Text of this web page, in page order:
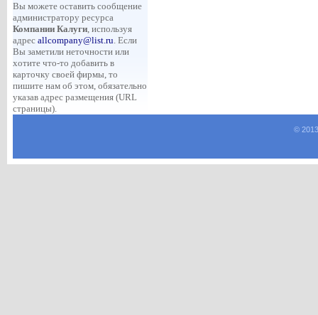
Вы можете оставить сообщение
администратору ресурса
Компании Калуги, используя
адрес allcompany@list.ru. Если
Вы заметили неточности или
хотите что-то добавить в
карточку своей фирмы, то
пишите нам об этом, обязательно
указав адрес размещения (URL
страницы).
©